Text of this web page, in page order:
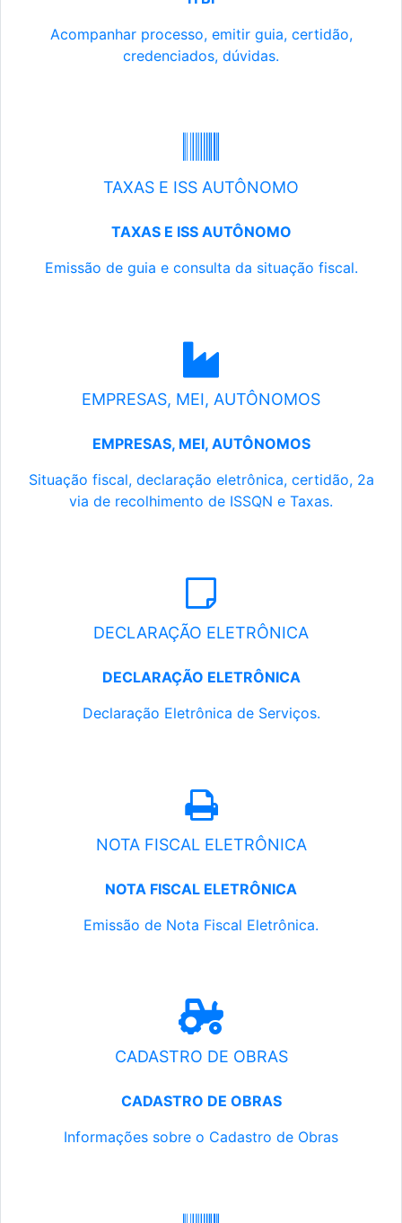
Acompanhar processo, emitir guia, certidão,
credenciados, dúvidas.
TAXAS E ISS AUTÔNOMO
TAXAS E ISS AUTÔNOMO
Emissão de guia e consulta da situação fiscal.
EMPRESAS, MEI, AUTÔNOMOS
EMPRESAS, MEI, AUTÔNOMOS
Situação fiscal, declaração eletrônica, certidão, 2a
via de recolhimento de ISSQN e Taxas.
DECLARAÇÃO ELETRÔNICA
DECLARAÇÃO ELETRÔNICA
Declaração Eletrônica de Serviços.
NOTA FISCAL ELETRÔNICA
NOTA FISCAL ELETRÔNICA
Emissão de Nota Fiscal Eletrônica.
CADASTRO DE OBRAS
CADASTRO DE OBRAS
Informações sobre o Cadastro de Obras